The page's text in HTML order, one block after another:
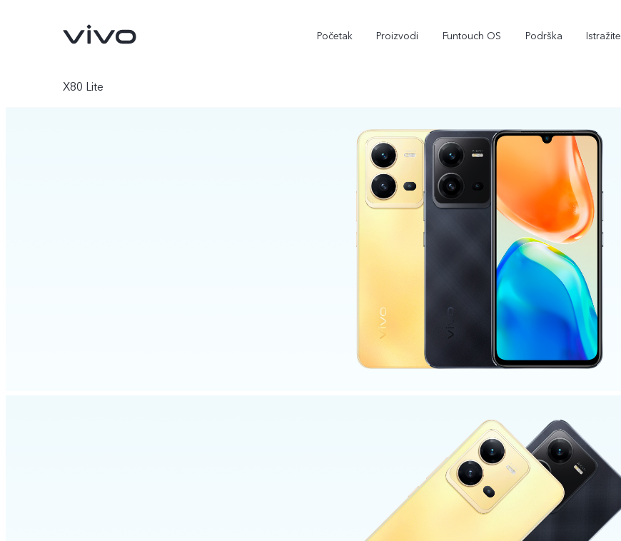
Početak Proizvodi Funtouch OS Podrška
V29 Lite 5G Y36 novo
X80 Lite